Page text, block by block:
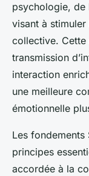
psychologie, de
visant à
collective. Cette
transmission
interaction
une meilleure
émotionnelle
Les fondements
principes
accordée à la